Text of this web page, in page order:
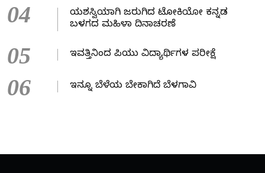
04
ಯಶಸ್ವಿಯಾಗಿ ಜರುಗಿದ ಟೋಕಿಯೋ ಕನ್ನಡ
ಬಳಗದ ಮಹಿಳಾ ದಿನಾಚರಣೆ
05 ಇವತ್ತಿನಿಂದ ಪಿಯು ವಿದ್ಯಾರ್ಥಿಗಳ ಪರೀಕ್ಷೆ
06 ಇನ್ನೂ ಬೆಳೆಯ ಬೇಕಾಗಿದೆ ಬೆಳಗಾವಿ